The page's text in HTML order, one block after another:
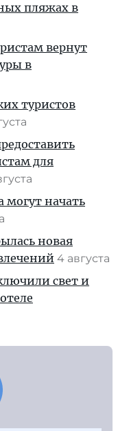
пляжах в
вернут
в
туристов
для
начать
новая
4 августа
свет и